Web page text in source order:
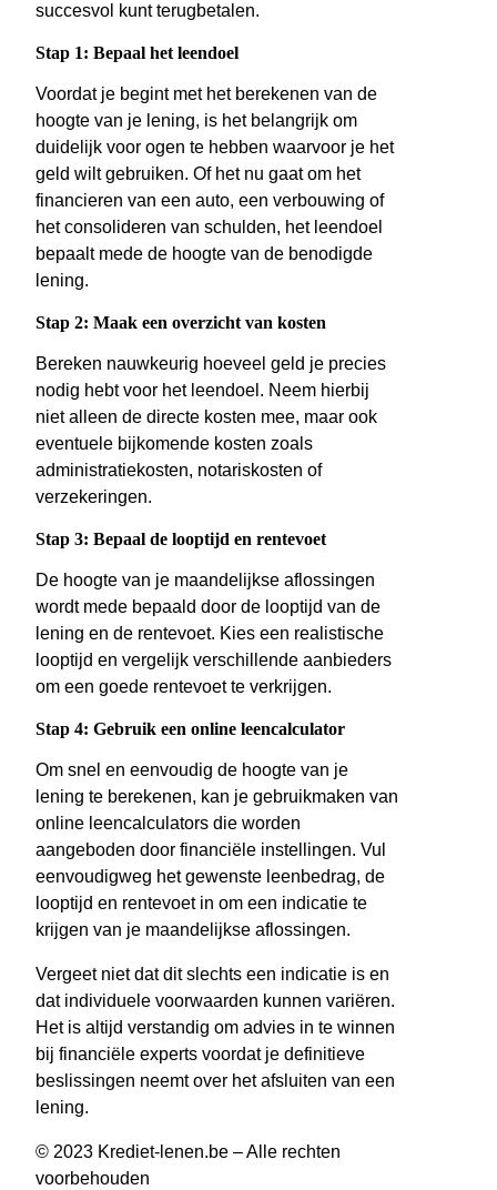
succesvol kunt terugbetalen.
Stap 1: Bepaal het leendoel
Voordat je begint met het berekenen van de
hoogte van je lening, is het belangrijk om
duidelijk voor ogen te hebben waarvoor je het
geld wilt gebruiken. Of het nu gaat om het
financieren van een auto, een verbouwing of
het consolideren van schulden, het leendoel
bepaalt mede de hoogte van de benodigde
lening.
Stap 2: Maak een overzicht van kosten
Bereken nauwkeurig hoeveel geld je precies
nodig hebt voor het leendoel. Neem hierbij
niet alleen de directe kosten mee, maar ook
eventuele bijkomende kosten zoals
administratiekosten, notariskosten of
verzekeringen.
Stap 3: Bepaal de looptijd en rentevoet
De hoogte van je maandelijkse aflossingen
wordt mede bepaald door de looptijd van de
lening en de rentevoet. Kies een realistische
looptijd en vergelijk verschillende aanbieders
om een goede rentevoet te verkrijgen.
Stap 4: Gebruik een online leencalculator
Om snel en eenvoudig de hoogte van je
lening te berekenen, kan je gebruikmaken van
online leencalculators die worden
aangeboden door financiële instellingen. Vul
eenvoudigweg het gewenste leenbedrag, de
looptijd en rentevoet in om een indicatie te
krijgen van je maandelijkse aflossingen.
Vergeet niet dat dit slechts een indicatie is en
dat individuele voorwaarden kunnen variëren.
Het is altijd verstandig om advies in te winnen
bij financiële experts voordat je definitieve
beslissingen neemt over het afsluiten van een
lening.
© 2023 Krediet-lenen.be – Alle rechten
voorbehouden